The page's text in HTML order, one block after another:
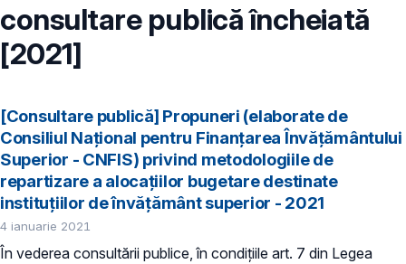
consultare publică încheiată
[2021]
[Consultare publică] Propuneri (elaborate de
Consiliul Național pentru Finanțarea Învățământului
Superior - CNFIS) privind metodologiile de
repartizare a alocațiilor bugetare destinate
instituțiilor de învățământ superior - 2021
4 ianuarie 2021
În vederea consultării publice, în condiţiile art. 7 din Legea